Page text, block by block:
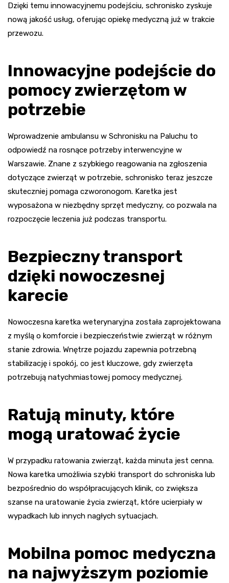
Dzięki temu innowacyjnemu podejściu, schronisko zyskuje
nową jakość usług, oferując opiekę medyczną już w trakcie
przewozu.
Innowacyjne podejście do
pomocy zwierzętom w
potrzebie
Wprowadzenie ambulansu w Schronisku na Paluchu to
odpowiedź na rosnące potrzeby interwencyjne w
Warszawie. Znane z szybkiego reagowania na zgłoszenia
dotyczące zwierząt w potrzebie, schronisko teraz jeszcze
skuteczniej pomaga czworonogom. Karetka jest
wyposażona w niezbędny sprzęt medyczny, co pozwala na
rozpoczęcie leczenia już podczas transportu.
Bezpieczny transport
dzięki nowoczesnej
karecie
Nowoczesna karetka weterynaryjna została zaprojektowana
z myślą o komforcie i bezpieczeństwie zwierząt w różnym
stanie zdrowia. Wnętrze pojazdu zapewnia potrzebną
stabilizację i spokój, co jest kluczowe, gdy zwierzęta
potrzebują natychmiastowej pomocy medycznej.
Ratują minuty, które
mogą uratować życie
W przypadku ratowania zwierząt, każda minuta jest cenna.
Nowa karetka umożliwia szybki transport do schroniska lub
bezpośrednio do współpracujących klinik, co zwiększa
szanse na uratowanie życia zwierząt, które ucierpiały w
wypadkach lub innych nagłych sytuacjach.
Mobilna pomoc medyczna
na najwyższym poziomie